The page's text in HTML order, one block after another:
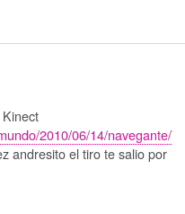
2010/06/14/navegante/
andresito el tiro te salio por